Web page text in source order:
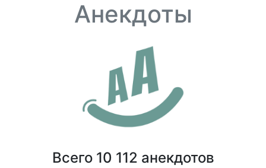
Анекдоты
Всего 10 112 анекдотов